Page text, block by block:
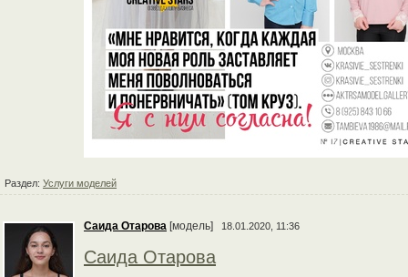
Раздел: Услуги моделей
Саида Отарова [модель] 18.01.2020, 11:36
Саида Отарова